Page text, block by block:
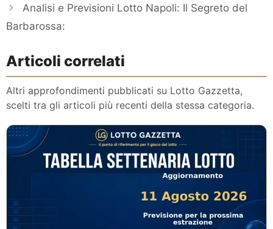
Analisi e Previsioni Lotto Napoli: Il Segreto del
Barbarossa:
Articoli correlati
Altri approfondimenti pubblicati su Lotto Gazzetta,
scelti tra gli articoli più recenti della stessa categoria.